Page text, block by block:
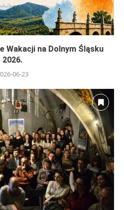
Wakacji na Dolnym Śląsku
2026.
06-23